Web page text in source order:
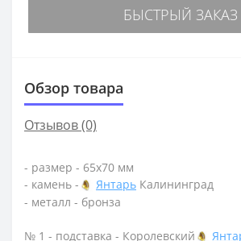
БЫСТРЫЙ ЗАКАЗ
Обзор товара
Отзывов (0)
- размер - 65х70 мм
- камень -
Янтарь Калининград
- металл - бронза
№ 1 - подставка - Королевский